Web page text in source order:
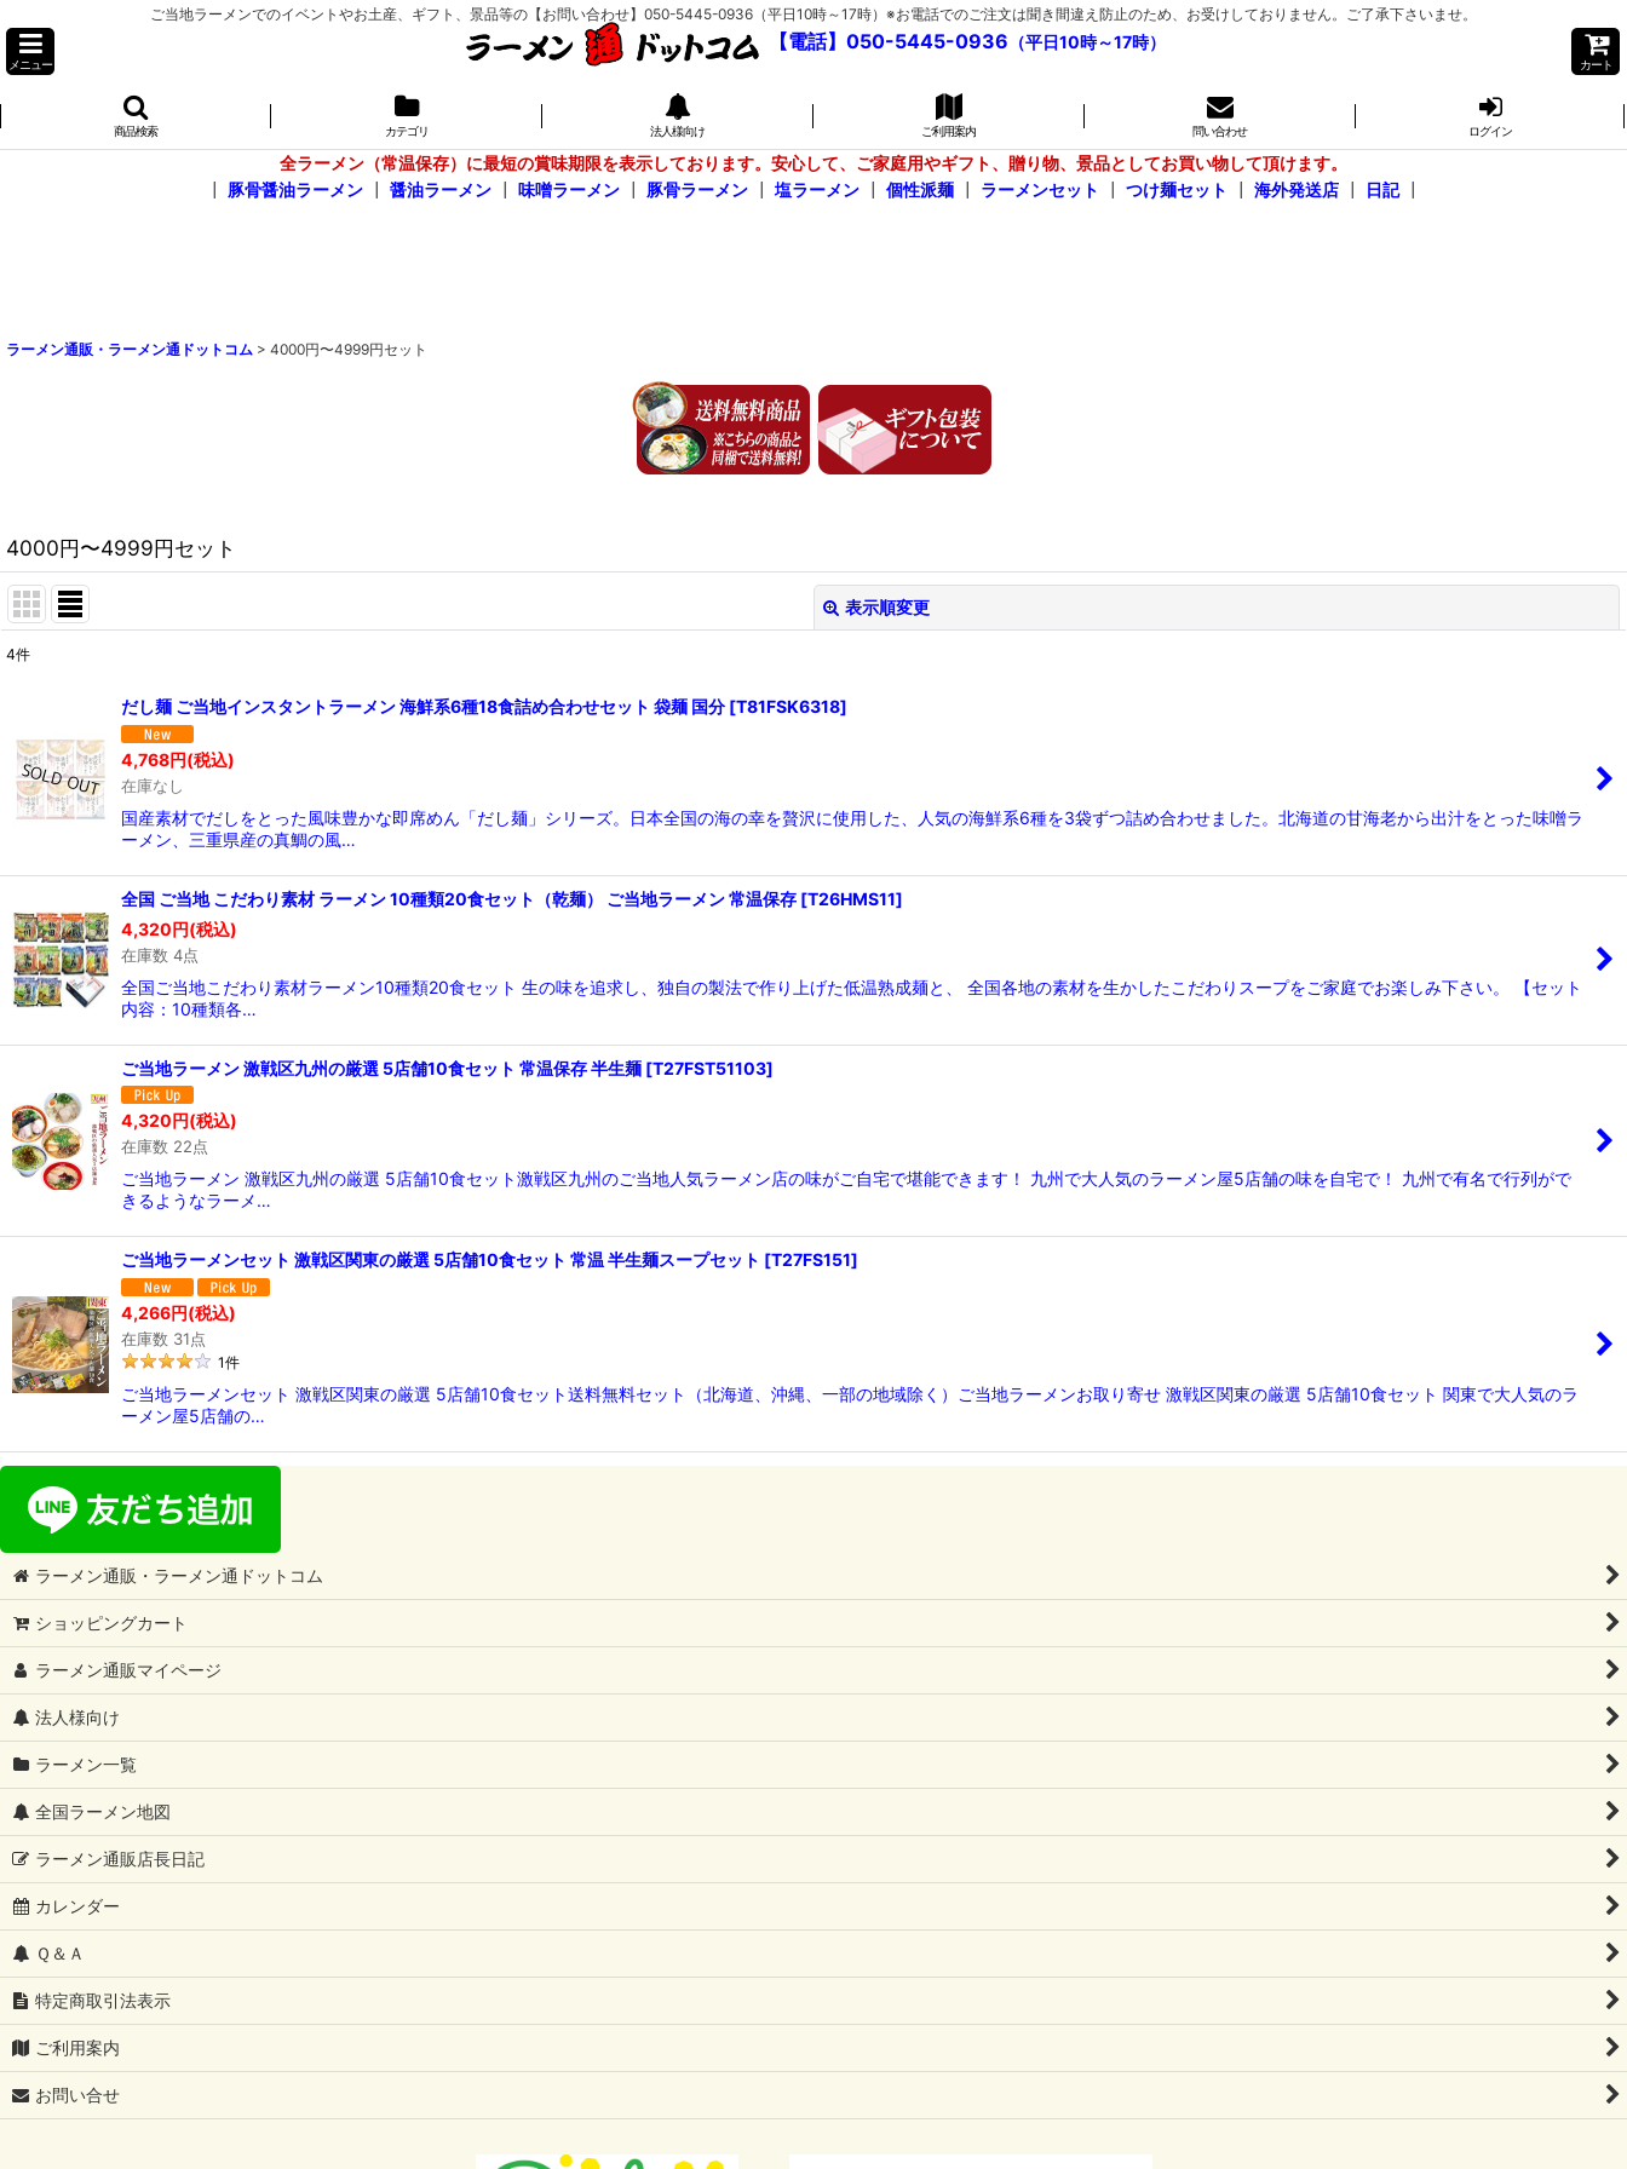
ご当地ラーメンでのイベントやお土産、ギフト、景品等の【お問い合わせ】050-5445-0936（平日10時～17時）※お電話でのご注文は聞き間違え防止のため、お受けしておりません。ご了承下さいませ。
メニュー
【電話】050-5445-0936 （平日10時～17時）
カート
商品検索 カテゴリ 法人様向け ご利用案内 問い合わせ ログイン
全ラーメン（常温保存）に最短の賞味期限を表示しております。安心して、ご家庭用やギフト、贈り物、景品としてお買い物して頂けます。
豚骨醤油ラーメン 醤油ラーメン 味噌ラーメン 豚骨ラーメン 塩ラーメン 個性派麺 ラーメンセット つけ麺セット 海外発送店 日記┃
ラーメン通販・ラーメン通ドットコム > 4000円〜4999円セット
4000円〜4999円セット
表示順変更
並び順:
4件
だし麺 ご当地インスタントラーメン 海鮮系6種18食詰め合わせセット 袋麺 国分 [T81FSK6318]
4,768円(税込)
在庫なし
国産素材でだしをとった風味豊かな即席めん「だし麺」シリーズ。日本全国の海の幸を贅沢に使用した、人気の海鮮系6種を3袋ずつ詰め合わせました。北海道の甘海老から出汁をとった味噌ラ
ーメン、三重県産の真鯛の風…
全国 ご当地 こだわり素材 ラーメン 10種類20食セット（乾麺） ご当地ラーメン 常温保存 [T26HMS11]
4,320円(税込)
在庫数 4点
全国ご当地こだわり素材ラーメン10種類20食セット 生の味を追求し、独自の製法で作り上げた低温熟成麺と、 全国各地の素材を生かしたこだわりスープをご家庭でお楽しみ下さい。 【セット
内容：10種類各…
ご当地ラーメン 激戦区九州の厳選 5店舗10食セット 常温保存 半生麺 [T27FST51103]
4,320円(税込)
在庫数 22点
ご当地ラーメン 激戦区九州の厳選 5店舗10食セット激戦区九州のご当地人気ラーメン店の味がご自宅で堪能できます！ 九州で大人気のラーメン屋5店舗の味を自宅で！ 九州で有名で行列がで
きるようなラーメ…
ご当地ラーメンセット 激戦区関東の厳選 5店舗10食セット 常温 半生麺スープセット [T27FS151]
4,266円(税込)
在庫数 31点
1件
ご当地ラーメンセット 激戦区関東の厳選 5店舗10食セット送料無料セット（北海道、沖縄、一部の地域除く）ご当地ラーメンお取り寄せ 激戦区関東の厳選 5店舗10食セット 関東で大人気のラ
ーメン屋5店舗の…
ラーメン通販・ラーメン通ドットコム
ショッピングカート
ラーメン通販マイページ
法人様向け
ラーメン一覧
全国ラーメン地図
ラーメン通販店長日記
カレンダー
Ｑ＆Ａ
特定商取引法表示
ご利用案内
お問い合せ